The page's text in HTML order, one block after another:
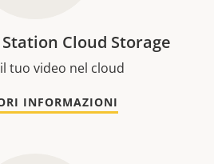
Station Cloud Storage
tuo video nel cloud
INFORMAZIONI